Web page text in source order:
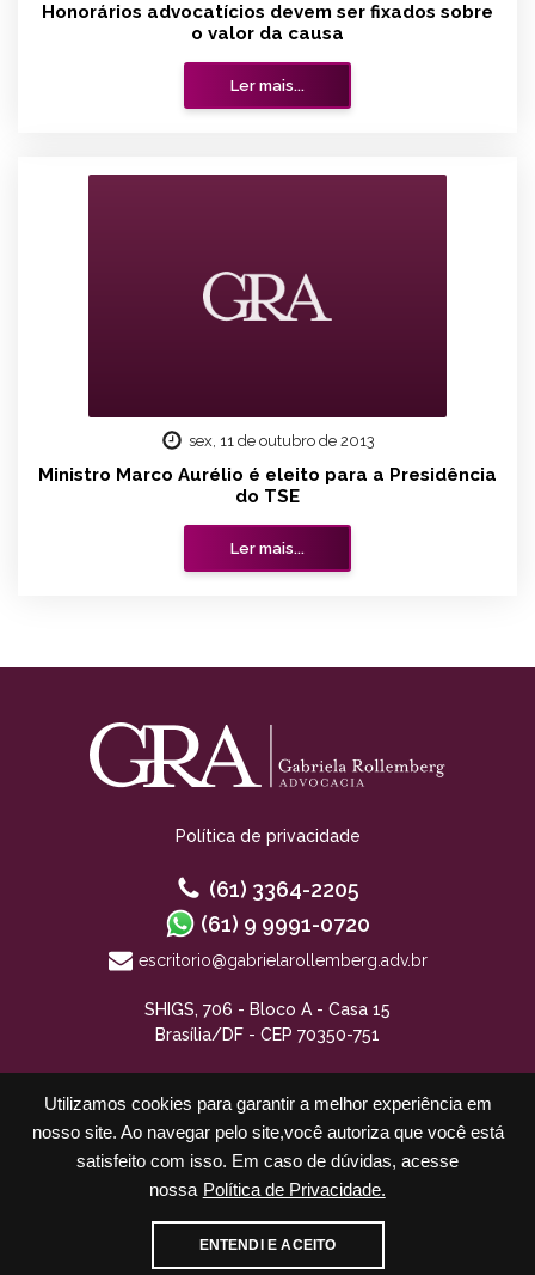
Utilizamos cookies para garantir a melhor experiência em
nosso site. Ao navegar pelo site,você autoriza que você está
satisfeito com isso. Em caso de dúvidas, acesse
nossa Política de Privacidade.
ENTENDI E ACEITO
Honorários advocatícios devem ser fixados sobre
o valor da causa
Ler mais...
sex, 11 de outubro de 2013
Ministro Marco Aurélio é eleito para a Presidência
do TSE
Ler mais...
Cadastre-se para receber nossos informativos
Política de privacidade
(61) 3364-2205
(61) 9 9991-0720
escritorio@gabrielarollemberg.adv.br
SHIGS, 706 - Bloco A - Casa 15
Brasília/DF - CEP 70350-751